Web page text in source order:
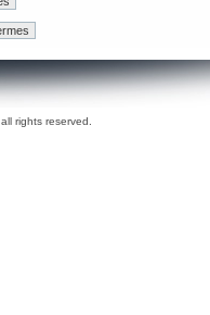
rights reserved.